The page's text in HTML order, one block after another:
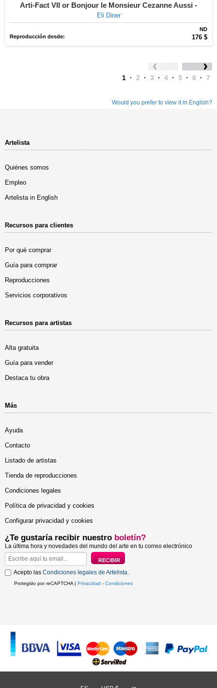
Arti-Fact VII or Bonjour le Monsieur Cezanne Aussi -
Eli Diner
ND
Reproducción desde:
176 $
1 · 2 · 3 · 4 · 5 · 6 · 7
Would you prefer to view it in English?
Artelista
Quiénes somos
Empleo
Artelista in English
Recursos para clientes
Por qué comprar
Guía para comprar
Reproducciones
Servicios corporativos
Recursos para artistas
Alta gratuita
Guía para vender
Destaca tu obra
Más
Ayuda
Contacto
Listado de artistas
Tienda de reproducciones
Condiciones legales
Política de privacidad y cookies
Configurar privacidad y cookies
¿Te gustaría recibir nuestro boletín?
La última hora y novedades del mundo del arte en tu correo electrónico
Acepto las Condiciones legales de Artelista.
Protegido por reCAPTCHA | Privacidad - Condiciones